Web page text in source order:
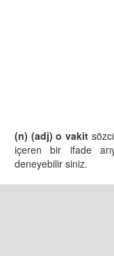
(n) (adj) o vakit
içeren bir ifade
deneyebilir siniz.